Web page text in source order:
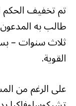
تم تخفيف
طالب به
ثلاث سنوات –
القوية.
على الرغم من